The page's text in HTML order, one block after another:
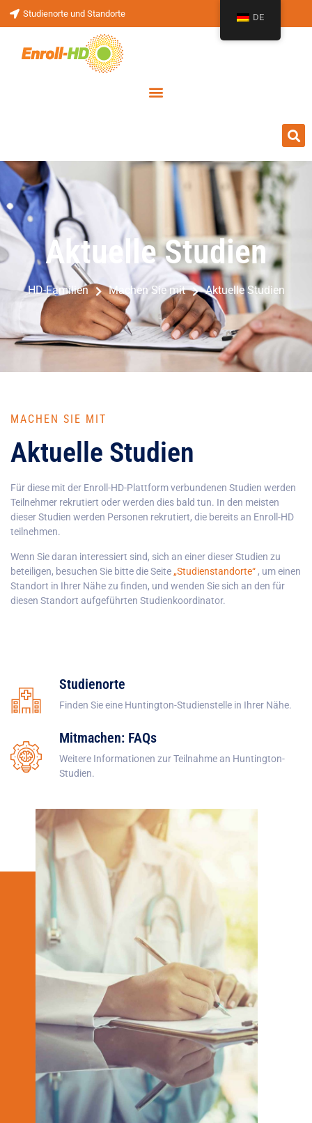
Studienorte und Standorte
Aktuelle Studien
HD-Familien Machen Sie mit Aktuelle Studien
MACHEN SIE MIT
Aktuelle Studien
Für diese mit der Enroll-HD-Plattform verbundenen Studien werden
Teilnehmer rekrutiert oder werden dies bald tun. In den meisten
dieser Studien werden Personen rekrutiert, die bereits an Enroll-HD
teilnehmen.
Wenn Sie daran interessiert sind, sich an einer dieser Studien zu
beteiligen, besuchen Sie bitte die Seite„Studienstandorte“ , um einen
Standort in Ihrer Nähe zu finden, und wenden Sie sich an den für
diesen Standort aufgeführten Studienkoordinator.
Studienorte
Finden Sie eine Huntington-Studienstelle in Ihrer Nähe.
Mitmachen: FAQs
Weitere Informationen zur Teilnahme an Huntington-
Studien.
DE